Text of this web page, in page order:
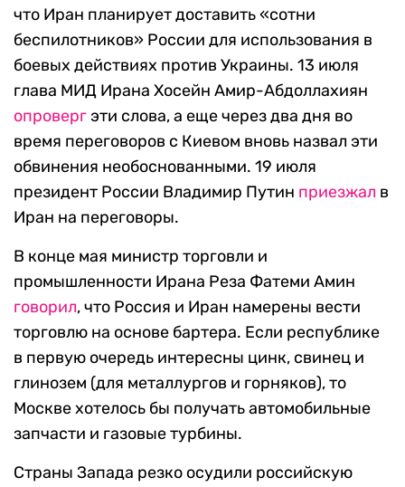
что Иран планирует доставить «сотни
беспилотников» России для использования в
боевых действиях против Украины. 13 июля
глава МИД Ирана Хосейн Амир-Абдоллахиян
опроверг эти слова, а еще через два дня во
время переговоров с Киевом вновь назвал эти
обвинения необоснованными. 19 июля
президент России Владимир Путин приезжал в
Иран на переговоры.
В конце мая министр торговли и
промышленности Ирана Реза Фатеми Амин
говорил, что Россия и Иран намерены вести
торговлю на основе бартера. Если республике
в первую очередь интересны цинк, свинец и
глинозем (для металлургов и горняков), то
Москве хотелось бы получатьавтомобильные
запчасти и газовые турбины.
Страны Запада резко осудили российскую